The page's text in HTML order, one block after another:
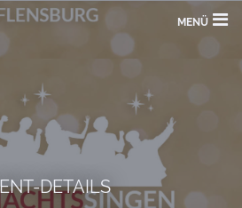
MENÜ
DETAILS